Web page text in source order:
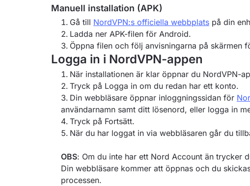
Manuell installation (APK)
Gå till NordVPN:s officiella webbplats på din
Ladda ner APK-filen för Android.
Öppna filen och följ anvisningarna på skärmen
Logga in i NordVPN-appen
När installationen är klar öppnar du NordVPN-
Tryck på Logga in om du redan har ett konto.
Din webbläsare öppnar inloggningssidan för
användarnamn samt ditt lösenord, eller logga in
Tryck på Fortsätt.
När du har loggat in via webbläsaren går du
OBS: Om du inte har ett Nord Account än trycker
Din webbläsare kommer att öppnas och du
processen.